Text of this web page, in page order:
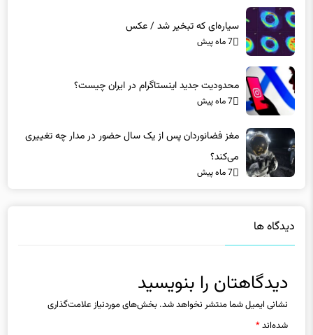
سیاره‌ای که تبخیر شد / عکس
7 ماه پیش
محدودیت جدید اینستاگرام در ایران چیست؟
7 ماه پیش
مغز فضانوردان پس از یک سال حضور در مدار چه تغییری
می‌کند؟
7 ماه پیش
دیدگاه ها
دیدگاهتان را بنویسید
نشانی ایمیل شما منتشر نخواهد شد. بخش‌های موردنیاز علامت‌گذاری
شده‌اند*